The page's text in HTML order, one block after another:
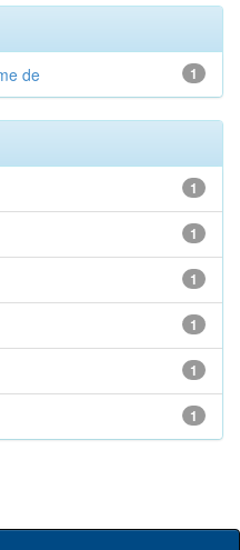
1
de
1
1
1
1
1
1